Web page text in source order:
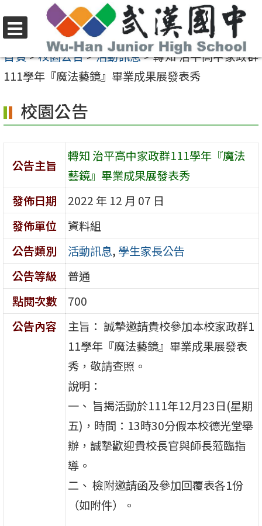
至
要
容
區
選
單
首頁>校園公告>活動訊息>轉知 治平高中家政群
111學年『魔法藝鏡』畢業成果展發表秀
校園公告
公告主旨
轉知 治平高中家政群111學年『魔法
藝鏡』畢業成果展發表秀
發佈日期
2022 年 12 月 07 日
發佈單位
資料組
公告類別
活動訊息, 學生家長公告
公告等級
普通
點閱次數
700
公告內容
主旨： 誠摯邀請貴校參加本校家政群1
11學年『魔法藝鏡』畢業成果展發表
秀，敬請查照。
說明：
一、 旨揭活動於111年12月23日(星期
五)，時間：13時30分假本校德光堂舉
辦，誠摯歡迎貴校長官與師長蒞臨指
導。
二、 檢附邀請函及參加回覆表各1份
（如附件）。